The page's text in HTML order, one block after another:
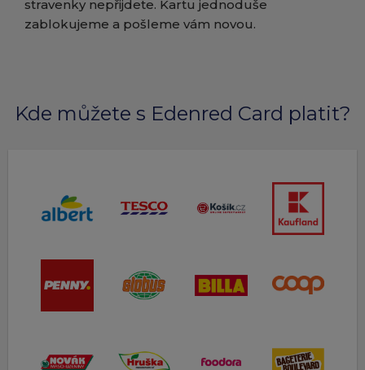
stravenky nepřijdete. Kartu jednoduše
zablokujeme a pošleme vám novou.
Kde můžete s Edenred Card platit?